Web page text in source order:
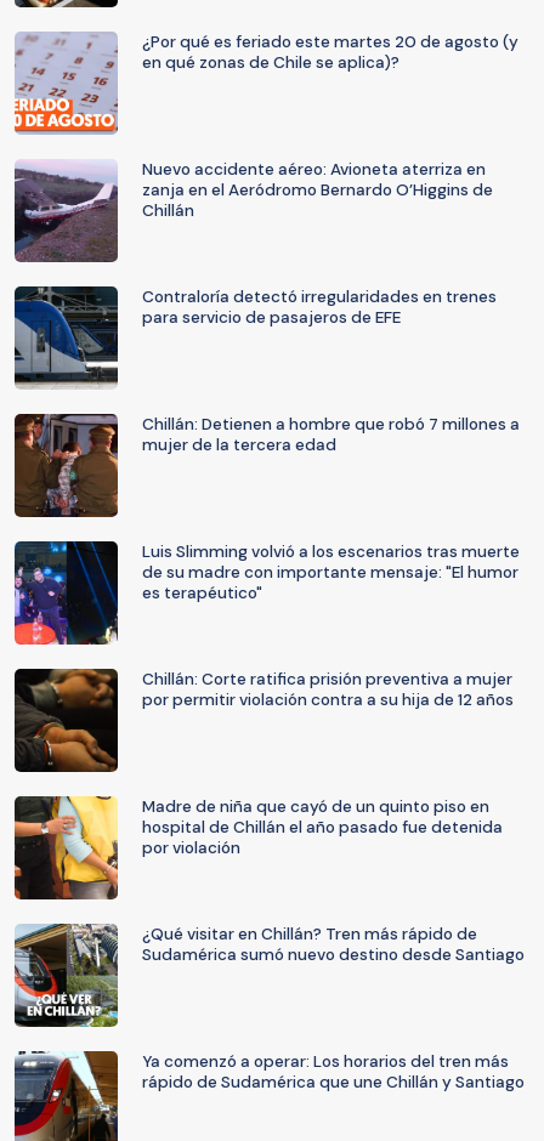
¿Por qué es feriado este martes 20 de agosto (y
en qué zonas de Chile se aplica)?
Nuevo accidente aéreo: Avioneta aterriza en
zanja en el Aeródromo Bernardo O’Higgins de
Chillán
Contraloría detectó irregularidades en trenes
para servicio de pasajeros de EFE
Chillán: Detienen a hombre que robó 7 millones a
mujer de la tercera edad
Luis Slimming volvió a los escenarios tras muerte
de su madre con importante mensaje: "El humor
es terapéutico"
Chillán: Corte ratifica prisión preventiva a mujer
por permitir violación contra a su hija de 12 años
Madre de niña que cayó de un quinto piso en
hospital de Chillán el año pasado fue detenida
por violación
¿Qué visitar en Chillán? Tren más rápido de
Sudamérica sumó nuevo destino desde Santiago
Ya comenzó a operar: Los horarios del tren más
rápido de Sudamérica que une Chillán y Santiago